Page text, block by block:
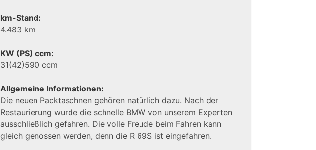
km-Stand:
4.483 km
KW (PS) ccm:
31(42)590 ccm
Allgemeine Informationen:
Die neuen Packtaschnen gehören natürlich dazu. Nach der
Restaurierung wurde die schnelle BMW von unserem Experten
ausschließlich gefahren. Die volle Freude beim Fahren kann
gleich genossen werden, denn die R 69S ist eingefahren.